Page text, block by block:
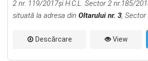
2 nr. 119/2017şi H.C.L. Sector 2 nr.185/
situată la adresa din Oltarului nr. 3 ,
Descărcare View